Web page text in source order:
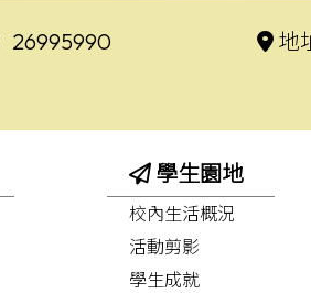
26995990 地
學生園地
校內生活概況
活動剪影
學生成就